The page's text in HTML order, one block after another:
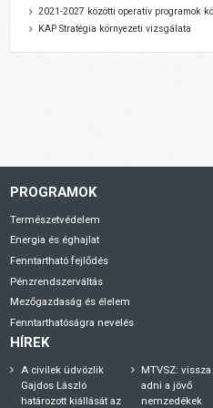
2021-2027 közötti operatív programok
KAP Stratégia környezeti vizsgálata
PROGRAMOK
Természetvédelem
Energia és éghajlat
Fenntartható fejlődés
Pénzrendszerváltás
Mezőgazdaság és élelem
Fenntarthatóságra nevelés
HÍREK
A civilek üdvözlik
Gajdos László
határozott kiállását az
MTVSZ:
adni a jövő
nemzedékek